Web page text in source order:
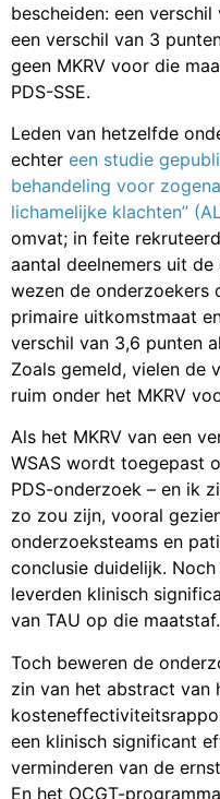
bescheiden: een
een verschil van 3
geen MKRV voor die
PDS-SSE.
Leden van hetzelfde
echter een studie
behandeling voor
lichamelijke klachten”
omvat; in feite
aantal deelnemers uit
wezen de onderzoekers
primaire uitkomstmaat
verschil van 3,6 punten
Zoals gemeld, vielen de
ruim onder het MKRV
Als het MKRV van een
WSAS wordt toegepast
PDS-onderzoek – en ik
zo zou zijn, vooral
onderzoeksteams en
conclusie duidelijk.
leverden klinisch
van TAU op die maatstaf.
Toch beweren de
zin van het abstract van
een klinisch significant
verminderen van de
En het OCGT-